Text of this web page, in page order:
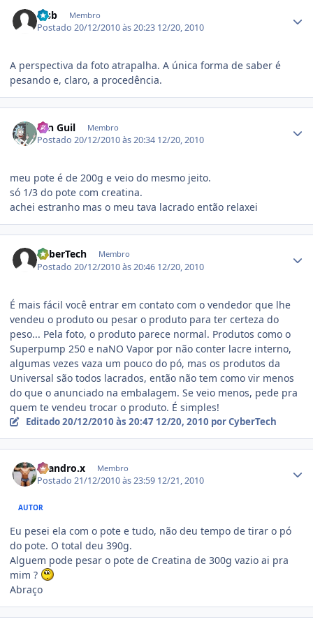
rcsb Membro
Postado20/12/2010 às 20:23 12/20, 2010
A perspectiva da foto atrapalha. A única forma de saber é
pesando e, claro, a procedência.
Ten Guil Membro
Postado20/12/2010 às 20:34 12/20, 2010
meu pote é de 200g e veio do mesmo jeito.
só 1/3 do pote com creatina.
achei estranho mas o meu tava lacrado então relaxei
CyberTech Membro
Postado20/12/2010 às 20:46 12/20, 2010
É mais fácil você entrar em contato com o vendedor que lhe
vendeu o produto ou pesar o produto para ter certeza do
peso... Pela foto, o produto parece normal. Produtos como o
Superpump 250 e naNO Vapor por não conter lacre interno,
algumas vezes vaza um pouco do pó, mas os produtos da
Universal são todos lacrados, então não tem como vir menos
do que o anunciado na embalagem. Se veio menos, pede pra
quem te vendeu trocar o produto. É simples!
Editado20/12/2010 às 20:47 12/20, 2010 por CyberTech
Leandro.x Membro
Postado21/12/2010 às 23:59 12/21, 2010
AUTOR
Eu pesei ela com o pote e tudo, não deu tempo de tirar o pó
do pote. O total deu 390g.
Alguem pode pesar o pote de Creatina de 300g vazio ai pra
mim ?
Abraço